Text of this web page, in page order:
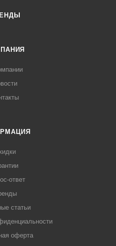
ответ
статьи
оферта